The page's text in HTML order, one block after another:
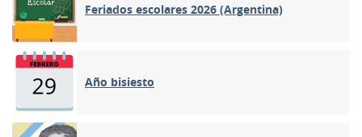
Feriados escolares 2026 (Argentina)
Año bisiesto